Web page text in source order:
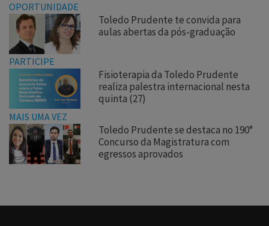
OPORTUNIDADE
Toledo Prudente te convida para
aulas abertas da pós-graduação
PARTICIPE
Fisioterapia da Toledo Prudente
realiza palestra internacional nesta
quinta (27)
MAIS UMA VEZ
Toledo Prudente se destaca no 190°
Concurso da Magistratura com
egressos aprovados